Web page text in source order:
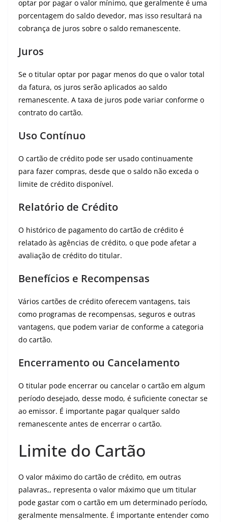
optar por pagar o valor mínimo, que geralmente é uma
porcentagem do saldo devedor, mas isso resultará na
cobrança de juros sobre o saldo remanescente.
Juros
Se o titular optar por pagar menos do que o valor total
da fatura, os juros serão aplicados ao saldo
remanescente. A taxa de juros pode variar conforme o
contrato do cartão.
Uso Contínuo
O cartão de crédito pode ser usado continuamente
para fazer compras, desde que o saldo não exceda o
limite de crédito disponível.
Relatório de Crédito
O histórico de pagamento do cartão de crédito é
relatado às agências de crédito, o que pode afetar a
avaliação de crédito do titular.
Benefícios e Recompensas
Vários cartões de crédito oferecem vantagens, tais
como programas de recompensas, seguros e outras
vantagens, que podem variar de conforme a categoria
do cartão.
Encerramento ou Cancelamento
O titular pode encerrar ou cancelar o cartão em algum
período desejado, desse modo, é suficiente conectar se
ao emissor. É importante pagar qualquer saldo
remanescente antes de encerrar o cartão.
Limite do Cartão
O valor máximo do cartão de crédito, em outras
palavras,, representa o valor máximo que um titular
pode gastar com o cartão em um determinado período,
geralmente mensalmente. É importante entender como